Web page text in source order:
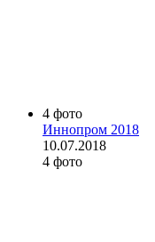
4 фото
Иннопром 2018
10.07.2018
4 фото